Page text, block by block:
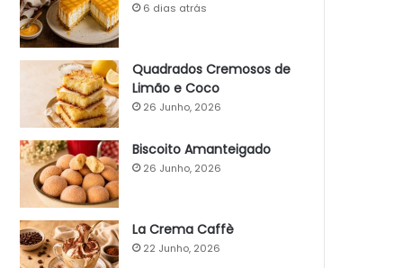
6 dias atrás
Quadrados Cremosos de
Limão e Coco
26 Junho, 2026
Biscoito Amanteigado
26 Junho, 2026
La Crema Caffè
22 Junho, 2026